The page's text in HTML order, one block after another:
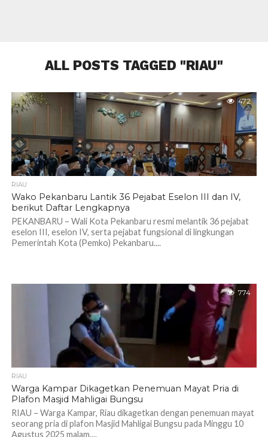
ALL POSTS TAGGED "RIAU"
472
RIAU
Wako Pekanbaru Lantik 36 Pejabat Eselon III dan IV,
berikut Daftar Lengkapnya
PEKANBARU – Wali Kota Pekanbaru resmi melantik 36 pejabat
eselon III, eselon IV, serta pejabat fungsional di lingkungan
Pemerintah Kota (Pemko) Pekanbaru....
774
RIAU
Warga Kampar Dikagetkan Penemuan Mayat Pria di
Plafon Masjid Mahligai Bungsu
RIAU – Warga Kampar, Riau dikagetkan dengan penemuan mayat
seorang pria di plafon Masjid Mahligai Bungsu pada Minggu 10
Agustus 2025 malam....